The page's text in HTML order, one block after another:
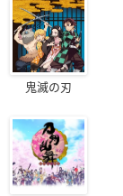
鬼滅の刃